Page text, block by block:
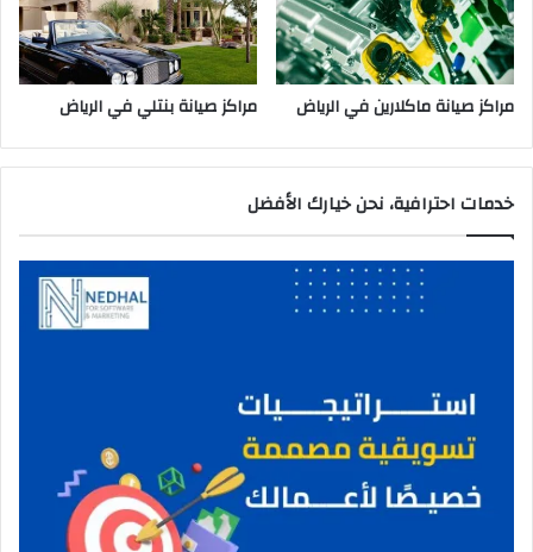
مراكز صيانة ماكلارين في الرياض مراكز صيانة بنتلي في الرياض
خدمات احترافية، نحن خيارك الأفضل